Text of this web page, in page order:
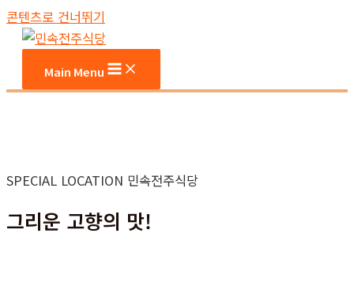
콘텐츠로 건너뛰기
Main Menu
SPECIAL LOCATION 민속전주식당
그리운 고향의 맛!